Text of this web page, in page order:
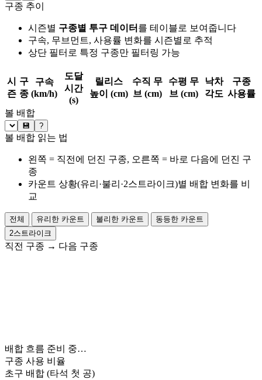
구종 추이
시즌별 구종별 투구 데이터 를 테이블로 보여줍니다
구속, 무브먼트, 사용률 변화를 시즌별로 추적
상단 필터로 특정 구종만 필터링 가능
시
즌
구
종
구속
(km/h)
도달
시간
(s)
릴리스
높이 (cm)
수직 무
브 (cm)
수평 무
브 (cm)
낙차
각도
구종
사용률
볼 배합
💾 ?
볼 배합 읽는 법
왼쪽 = 직전에 던진 구종, 오른쪽 = 바로 다음에 던진 구
종
카운트 상황(유리·불리·2스트라이크)별 배합 변화를 비
교
전체 유리한 카운트 불리한 카운트
동등한 카운트
2스트라이크
직전 구종 → 다음 구종
배합 흐름 준비 중…
구종 사용 비율
초구 배합 (타석 첫 공)